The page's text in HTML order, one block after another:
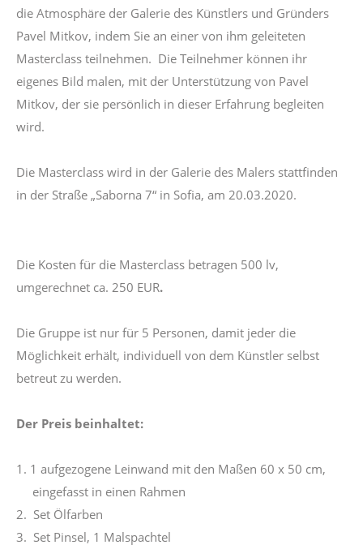
die Atmosphäre der Galerie des Künstlers und Gründers
Pavel Mitkov, indem Sie an einer von ihm geleiteten
Masterclass teilnehmen. Die Teilnehmer können ihr
eigenes Bild malen, mit der Unterstützung von Pavel
Mitkov, der sie persönlich in dieser Erfahrung begleiten
wird.
Die Masterclass wird in der Galerie des Malers stattfinden
in der Straße „Saborna 7“ in Sofia, am 20.03.2020.
Die Kosten für die Masterclass betragen 500 lv,
umgerechnet ca. 250 EUR.
Die Gruppe ist nur für 5 Personen, damit jeder die
Möglichkeit erhält, individuell von dem Künstler selbst
betreut zu werden.
Der Preis beinhaltet:
1. 1 aufgezogene Leinwand mit den Maßen 60 x 50 cm,
eingefasst in einen Rahmen
2. Set Ölfarben
3. Set Pinsel, 1 Malspachtel